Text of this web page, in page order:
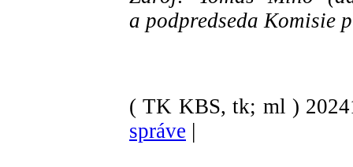
a podpredseda Komisie
( TK KBS, tk; ml )
správe |